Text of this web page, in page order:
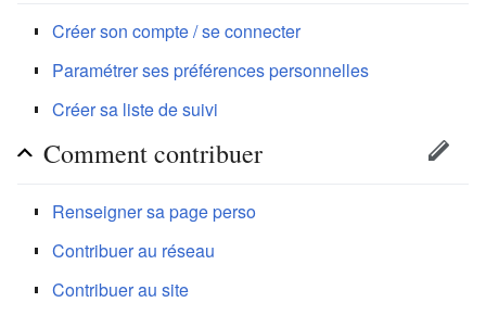
Créer son compte / se connecter
Paramétrer ses préférences personnelles
Créer sa liste de suivi
Comment contribuer
Renseigner sa page perso
Contribuer au réseau
Contribuer au site